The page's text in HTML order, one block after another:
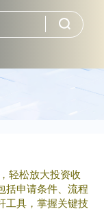
轻松放大投资收
括申请条件、流程
工具，掌握关键技